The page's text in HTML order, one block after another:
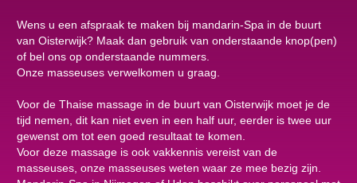
Wens u een afspraak te maken bij mandarin-Spa in de buurt
van Oisterwijk? Maak dan gebruik van onderstaande knop(pen)
of bel ons op onderstaande nummers.
Onze masseuses verwelkomen u graag.
Voor de Thaise massage in de buurt van Oisterwijk moet je de
tijd nemen, dit kan niet even in een half uur, eerder is twee uur
gewenst om tot een goed resultaat te komen.
Voor deze massage is ook vakkennis vereist van de
masseuses, onze masseuses weten waar ze mee bezig zijn.